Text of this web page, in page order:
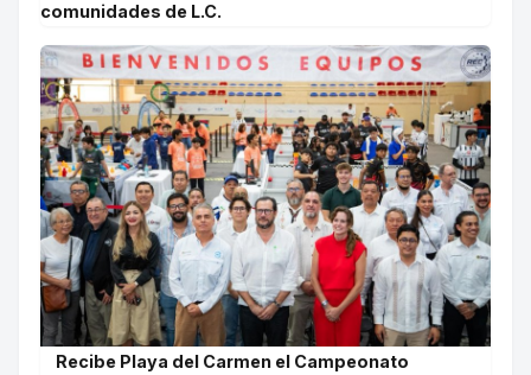
comunidades de L.C.
Recibe Playa del Carmen el Campeonato